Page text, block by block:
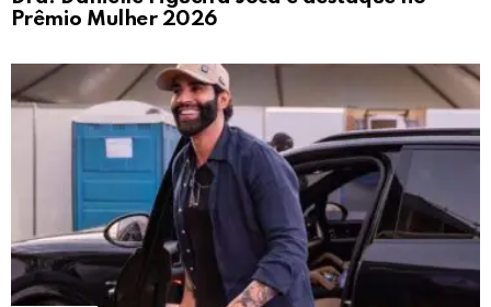
Prêmio Mulher 2026